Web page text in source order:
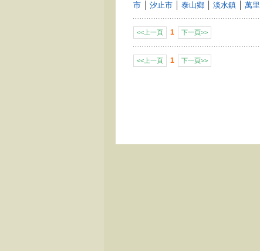
市
汐止市 泰山鄉 淡水鎮 萬
<<上一頁 1 下一頁>>
<<上一頁 1 下一頁>>